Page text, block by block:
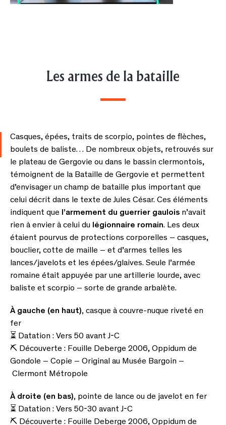
Les armes de la bataille
Casques, épées, traits de scorpio, pointes de flèches,
boulets de baliste… De nombreux objets, retrouvés sur
le plateau de Gergovie ou dans le bassin clermontois,
témoignent de la Bataille de Gergovie et permettent
d’envisager un champ de bataille plus important que
celui décrit dans le texte de Jules César. Ces éléments
indiquent que l’armement du guerrier gaulois n’avait
rien à envier à celui du légionnaire romain. Les deux
étaient pourvus de protections corporelles – casques,
bouclier, cotte de maille – et d’armes telles les
lances/javelots et les épées/glaives. Seule l’armée
romaine était appuyée par une artillerie lourde, avec
baliste et scorpio – sorte de grande arbalète.
À gauche (en haut), casque à couvre-nuque riveté en
fer
⏳ Datation : Vers 50 avant J-C
⛏ Découverte : Fouille Deberge 2006, Oppidum de
Gondole – Copie – Original au Musée Bargoin –
Clermont Métropole
À droite (en bas), pointe de lance ou de javelot en fer
⏳ Datation : Vers 50-30 avant J-C
⛏ Découverte : Fouille Deberge 2006, Oppidum de